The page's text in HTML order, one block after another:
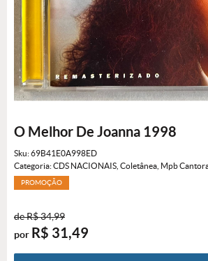
O Melhor De Joanna 1998
Sku:69B41E0A998ED
Categoria:CDS NACIONAIS Coletânea Mpb
PROMOÇÃO
deR$ 34,99
por R$ 31,49